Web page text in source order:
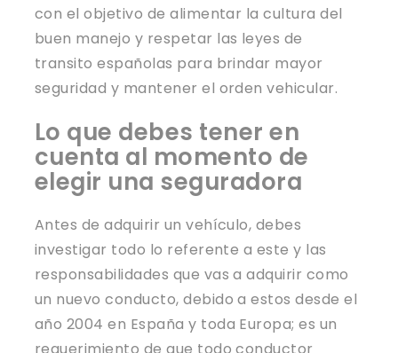
con el objetivo de alimentar la cultura del
buen manejo y respetar las leyes de
transito españolas para brindar mayor
seguridad y mantener el orden vehicular.
Lo que debes tener en
cuenta al momento de
elegir una seguradora
Antes de adquirir un vehículo, debes
investigar todo lo referente a este y las
responsabilidades que vas a adquirir como
un nuevo conducto, debido a estos desde el
año 2004 en España y toda Europa; es un